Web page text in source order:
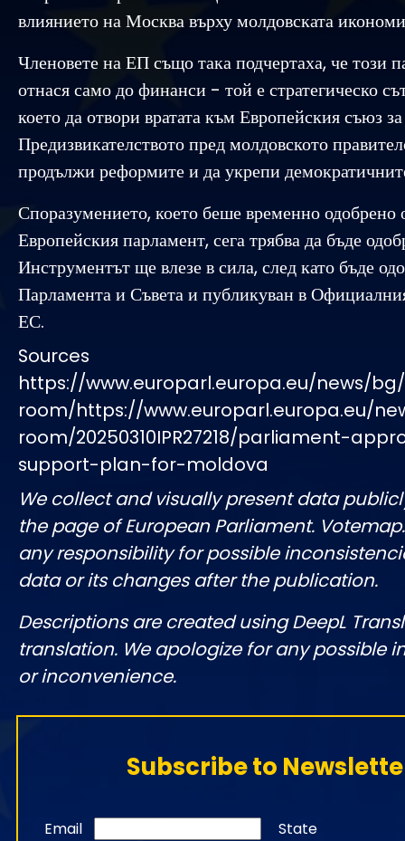
влиянието на Москва върху молдовската
Членовете на ЕП също така подчертаха, че този
отнася само до финанси - той е стратегическо
което да отвори вратата към Европейския съюз
Предизвикателството пред молдовското
продължи реформите и да укрепи
Споразумението, което беше временно одобрено
Европейския парламент, сега трябва да бъде
Инструментът ще влезе в сила, след като бъде
Парламента и Съвета и публикуван в
ЕС.
Sources
https://www.europarl.europa.eu/news/
room/https://www.europarl.europa.eu/
room/20250310IPR27218/parliament-
support-plan-for-moldova
We collect and visually present data
the page of European Parliament.
any responsibility for possible
data or its changes after the publication.
Descriptions are created using DeepL
translation. We apologize for any possible
or inconvenience.
Subscribe to
Email State